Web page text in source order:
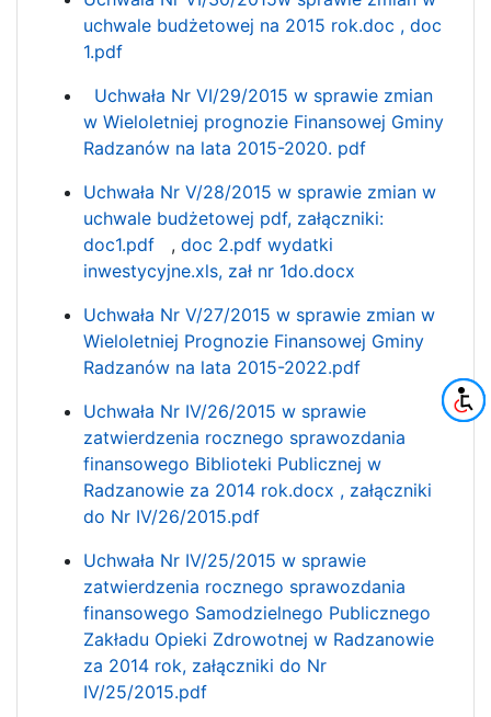
uchwale budżetowej na 2015 rok.doc , doc
1.pdf
Uchwała Nr VI/29/2015 w sprawie zmian
w Wieloletniej prognozie Finansowej Gminy
Radzanów na lata 2015-2020. pdf
Uchwała Nr V/28/2015 w sprawie zmian w
uchwale budżetowej pdf, załączniki:
doc1.pdf , doc 2.pdf wydatki
inwestycyjne.xls, zał nr 1do.docx
Uchwała Nr V/27/2015 w sprawie zmian w
Wieloletniej Prognozie Finansowej Gminy
Radzanów na lata 2015-2022.pdf
Uchwała Nr IV/26/2015 w sprawie
zatwierdzenia rocznego sprawozdania
finansowego Biblioteki Publicznej w
Radzanowie za 2014 rok.docx , załączniki
do Nr IV/26/2015.pdf
Uchwała Nr IV/25/2015 w sprawie
zatwierdzenia rocznego sprawozdania
finansowego Samodzielnego Publicznego
Zakładu Opieki Zdrowotnej w Radzanowie
za 2014 rok, załączniki do Nr
IV/25/2015.pdf